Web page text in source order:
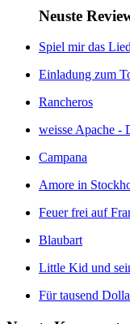
Neuste
Spiel mir das
Einladung zum
Rancheros
weisse Apache -
Campana
Amore in
Feuer frei auf
Blaubart
Little Kid und
Für tausend